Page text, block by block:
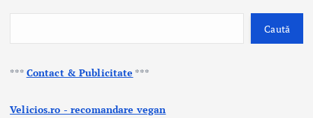
Caută
*** Contact & Publicitate ***
Velicios.ro - recomandare vegan